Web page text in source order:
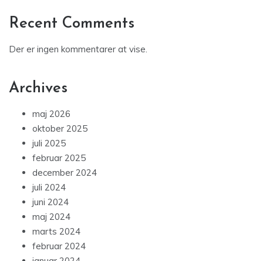
Recent Comments
Der er ingen kommentarer at vise.
Archives
maj 2026
oktober 2025
juli 2025
februar 2025
december 2024
juli 2024
juni 2024
maj 2024
marts 2024
februar 2024